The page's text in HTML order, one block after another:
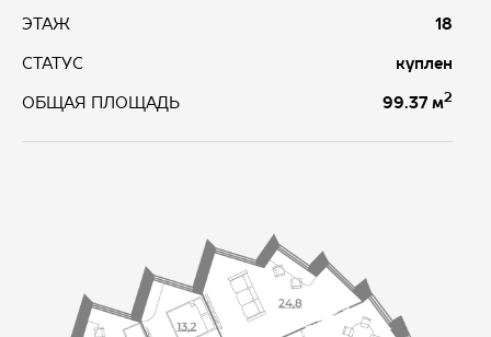
ЭТАЖ 18
СТАТУС куплен
ОБЩАЯ ПЛОЩАДЬ 99.37 м2